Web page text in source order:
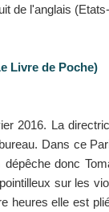
de l'anglais
Livre de Poche)
2016. La
Dans ce
dépêche donc
sur les
heures elle est